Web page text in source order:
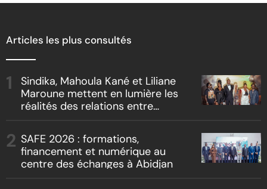
Articles les plus consultés
Sindika, Mahoula Kané et Liliane
Maroune mettent en lumière les
réalités des relations entre
« Boss vs Boss »
SAFE 2026 : formations,
financement et numérique au
centre des échanges à Abidjan